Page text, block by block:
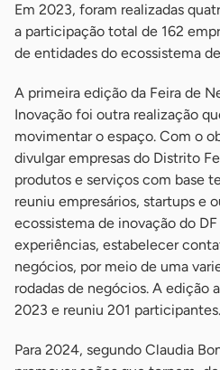
Em 2023, foram realizadas
a participação total de 162
de entidades do ecossistema
A primeira edição da Feira de
Inovação foi outra realização
movimentar o espaço. Com o
divulgar empresas do Distrito
produtos e serviços com base
reuniu empresários, startups e
ecossistema de inovação do
experiências, estabelecer
negócios, por meio de uma
rodadas de negócios. A edição
2023 e reuniu 201 participantes.
Para 2024, segundo Claudia